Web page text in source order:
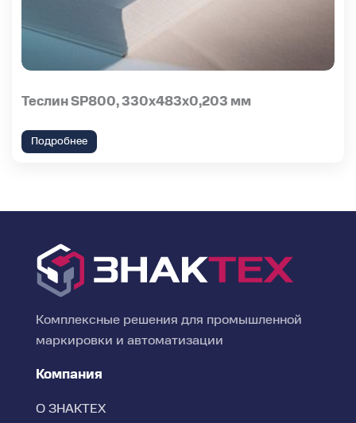
Теслин SP800, 330х483х0,203 мм
Подробнее
Комплексные решения для промышленной
маркировки и автоматизации
Компания
О ЗНАКТЕХ